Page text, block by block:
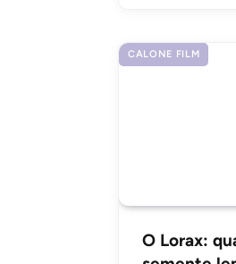
CALONE FILM
O Lorax: